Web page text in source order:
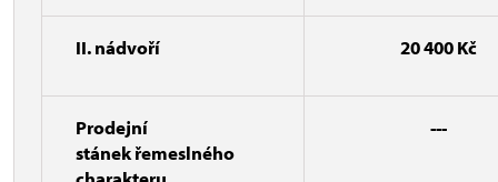
II. nádvoří 20 400 Kč
Prodejní
stánek řemeslného
---